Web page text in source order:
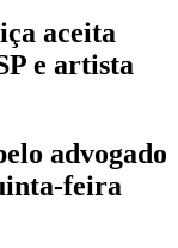
aceita
e artista
advogado
feira